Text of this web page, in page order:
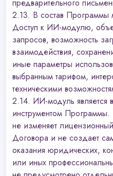
предварительного
2.13. В состав Программы
Доступ к ИИ-модулю,
запросов, возможность
взаимодействия,
иные параметры
выбранным тарифом,
техническими
2.14. ИИ-модуль является
инструментом
не изменяет
Договора и не создает
оказания юридических,
или иных